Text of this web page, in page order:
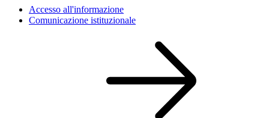
Accesso all'informazione
Comunicazione istituzionale